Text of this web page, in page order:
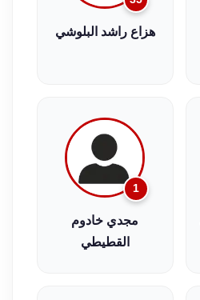
هزاع راشد البلوشي
1
مجدي خادوم
القطيطي